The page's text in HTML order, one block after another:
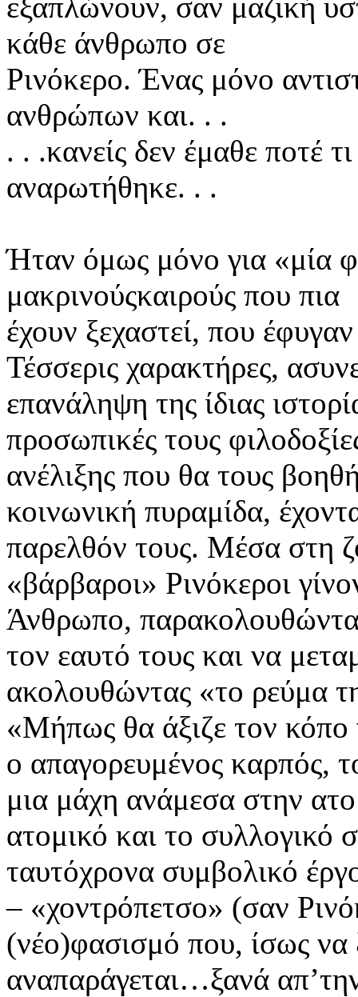
κάθε άνθρωπο σε
Ρινόκερο. Ένας μόνο
ανθρώπων και. . .
. . .κανείς δεν έμαθε ποτέ
αναρωτήθηκε. . .
Ήταν όμως μόνο για «μία
μακρινούςκαιρούς που πια
έχουν ξεχαστεί, που
Τέσσερις χαρακτήρες,
επανάληψη της ίδιας
προσωπικές τους
ανέλιξης που θα τους
κοινωνική πυραμίδα,
παρελθόν τους. Μέσα στη
«βάρβαροι» Ρινόκεροι
Άνθρωπο,
τον εαυτό τους και να
ακολουθώντας «το ρεύμα
«Μήπως θα άξιζε τον
ο απαγορευμένος καρπός,
μια μάχη ανάμεσα στην
ατομικό και το συλλογικό
ταυτόχρονα συμβολικό
– «χοντρόπετσο» (σαν
(νέο)φασισμό που, ίσως να
αναπαράγεται…ξανά